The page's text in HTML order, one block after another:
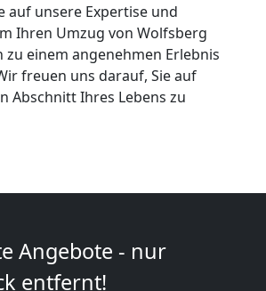
auf unsere Expertise und
Ihren Umzug von Wolfsberg
zu einem angenehmen Erlebnis
freuen uns darauf, Sie auf
Abschnitt Ihres Lebens zu
Angebote - nur
entfernt!